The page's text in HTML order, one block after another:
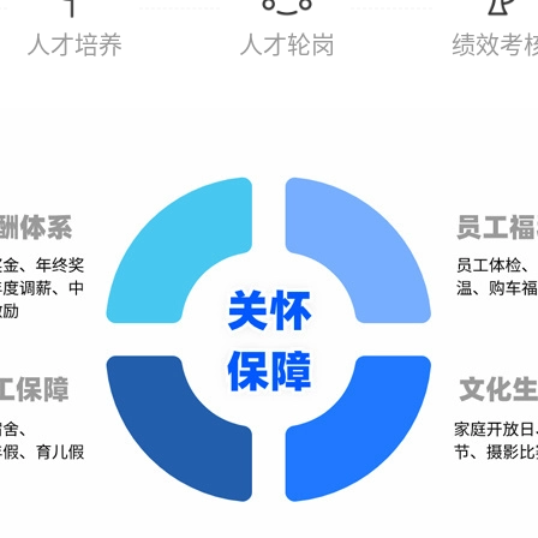
人才培养 人才轮岗 绩效考